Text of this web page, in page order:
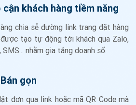
khách hàng tiềm năng
chia sẻ đường link trang đặt hàng
tạo tự động tới khách qua Zalo,
nhằm gia tăng doanh số.
gọn
đơn qua link hoặc mã QR Code mà